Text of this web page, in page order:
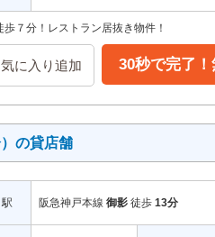
歩７分！レストラン居抜き物件！
に入り追加 30秒で完了
の貸店舗
阪急神戸本線 御影 徒歩 13分